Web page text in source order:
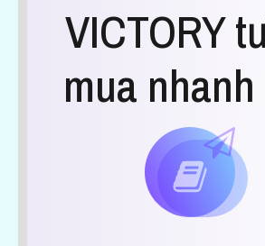
VICTORY
mua